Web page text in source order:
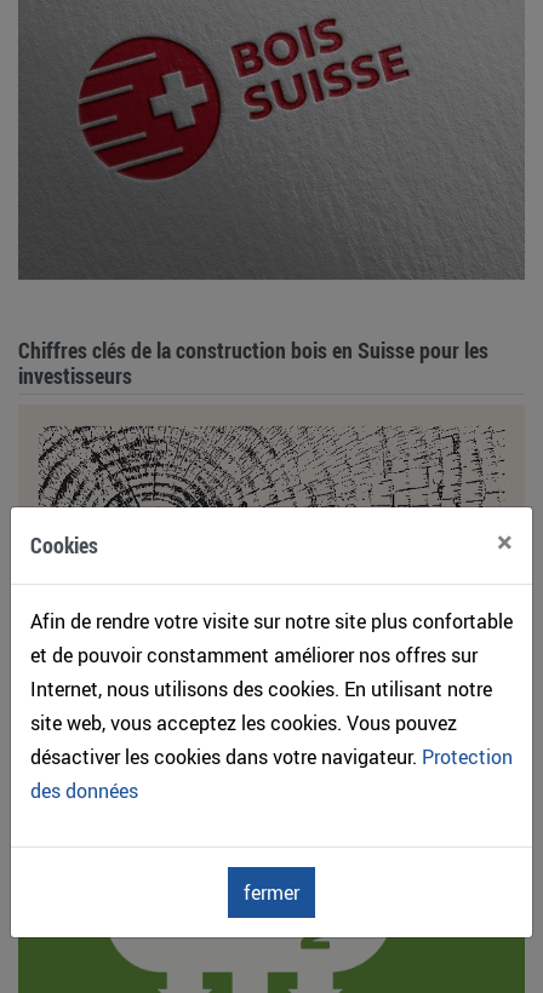
Cookies ×
Afin de rendre votre visite sur notre site plus confortable
et de pouvoir constamment améliorer nos offres sur
Internet, nous utilisons des cookies. En utilisant notre
site web, vous acceptez les cookies. Vous pouvez
désactiver les cookies dans votre navigateur. Protection
des données
fermer
Chiffres clés de la construction bois en Suisse pour les
investisseurs